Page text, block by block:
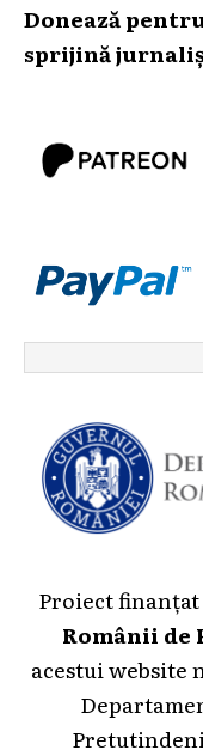
Donează
sprijină
Proiect finanțat
Românii
acestui website
Pretutindeni